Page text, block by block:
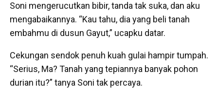
Soni mengerucutkan bibir, tanda tak suka, dan aku
mengabaikannya. “Kau tahu, dia yang beli tanah
embahmu di dusun Gayut,” ucapku datar.
Cekungan sendok penuh kuah gulai hampir tumpah.
“Serius, Ma? Tanah yang tepiannya banyak pohon
durian itu?” tanya Soni tak percaya.